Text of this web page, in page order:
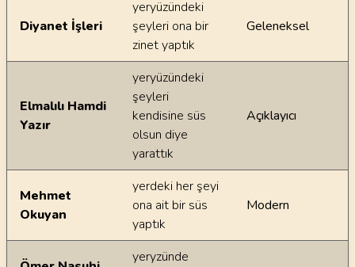
Diyanet İşleri
yeryüzündeki
şeyleri ona bir
zinet yaptık
Geleneksel
Elmalılı Hamdi
Yazır
yeryüzündeki
şeyleri
kendisine süs
olsun diye
yarattık
Açıklayıcı
Mehmet
Okuyan
yerdeki her şeyi
ona ait bir süs
yaptık
Modern
yeryzünde